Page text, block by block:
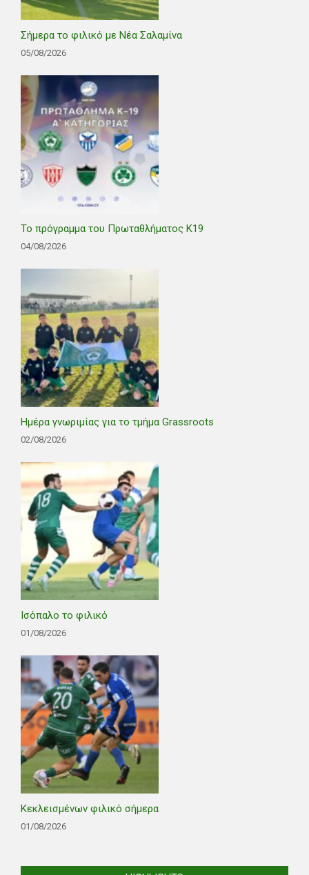
Σήμερα το φιλικό με Νέα Σαλαμίνα
05/08/2026
Το πρόγραμμα του Πρωταθλήματος Κ19
04/08/2026
Ημέρα γνωριμίας για το τμήμα Grassroots
02/08/2026
Ισόπαλο το φιλικό
01/08/2026
Κεκλεισμένων φιλικό σήμερα
01/08/2026